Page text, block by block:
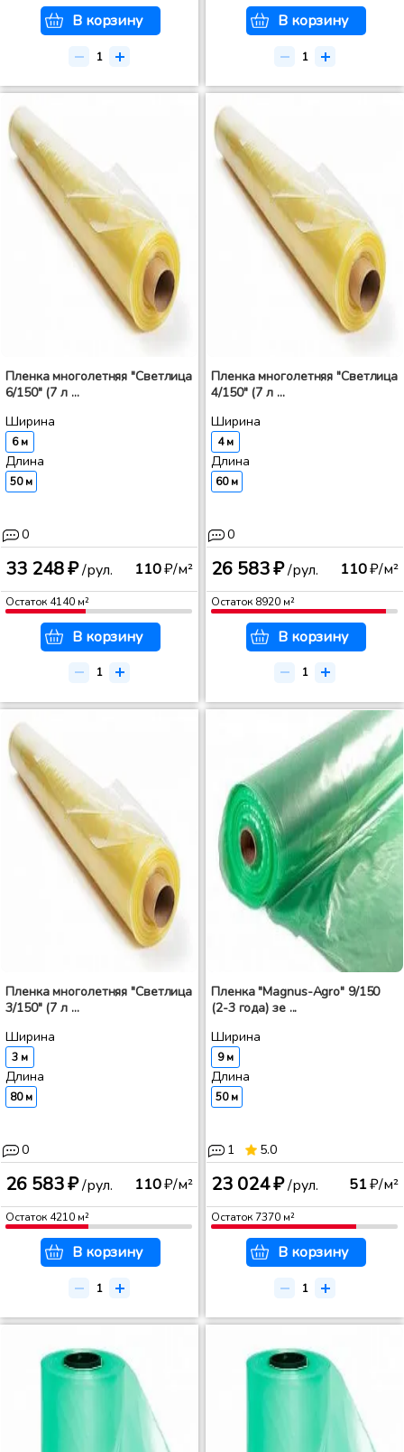
В корзину В корзину
Пленка многолетняя "Светлица
6/150" (7 л ...
Ширина
6 м
Длина
50 м
0
33 248 ₽/рул. 110₽/м²
Остаток 4140м²
В корзину
Пленка многолетняя "Светлица
4/150" (7 л ...
Ширина
4 м
Длина
60 м
0
26 583 ₽/рул. 110₽/м²
Остаток 8920м²
В корзину
Пленка многолетняя "Светлица
3/150" (7 л ...
Ширина
3 м
Длина
80 м
0
26 583 ₽/рул. 110₽/м²
Остаток 4210м²
В корзину
Пленка "Magnus-Agro" 9/150
(2-3 года) зе ...
Ширина
9 м
Длина
50 м
1 5.0
23 024 ₽/рул. 51₽/м²
Остаток7370м²
В корзину